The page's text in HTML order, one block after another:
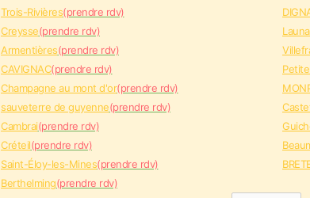
Trois-Rivières(prendre rdv)
Creysse(prendre rdv)
Armentières(prendre rdv)
CAVIGNAC(prendre rdv)
Champagne au mont d'or(prendre rdv)
sauveterre de guyenne(prendre rdv)
Cambrai(prendre rdv)
Créteil(prendre rdv)
Saint-Éloy-les-Mines(prendre rdv)
Berthelming(prendre rdv)